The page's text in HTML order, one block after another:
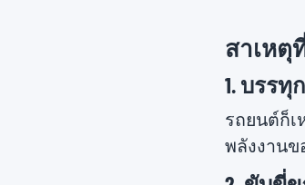
สาเหตุ
1. บรร
รถยนต์ก็เ
พลังงานข